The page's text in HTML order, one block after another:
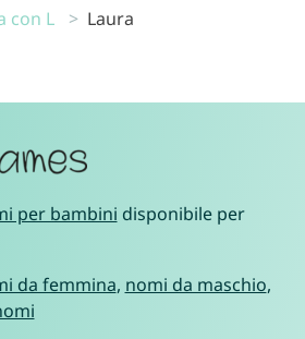
con L
Laura
per bambini disponibile per
da femmina, nomi da maschio,